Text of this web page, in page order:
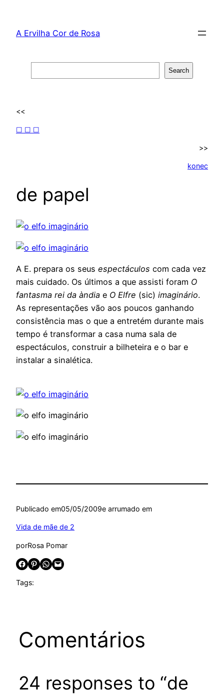
content
A Ervilha Cor de Rosa
Search
<<
☐ ☐ ☐
>>
konec
de papel
A E. prepara os seus espectáculos com cada vez
mais cuidado. Os últimos a que assisti foram O
fantasma rei da àndia e O Elfre (sic) imaginário.
As representações vão aos poucos ganhando
consistência mas o que a entretém durante mais
tempo é transformar a casa numa sala de
espectáculos, construir a bilheteira e o bar e
instalar a sinalética.
Publicado em05/05/2009e arrumado em
Vida de mãe de 2
porRosa Pomar
Share on Facebook Share on Pinterest Share on WhatsApp Email this Page
Tags:
Comentários
24 responses to “de